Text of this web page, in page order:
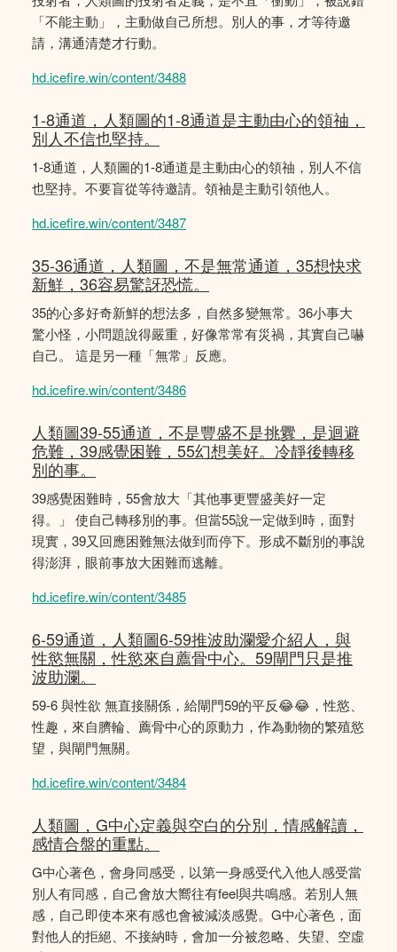
「不能主動」，主動做自己所想。別人的事，才等待邀
請，溝通清楚才行動。
hd.icefire.win/content/3488
1-8通道，人類圖的1-8通道是主動由心的領䄂，
別人不信也堅持。
1-8通道，人類圖的1-8通道是主動由心的領䄂，別人不信
也堅持。不要盲從等待邀請。領袖是主動引領他人。
hd.icefire.win/content/3487
35-36通道，人類圖，不是無常通道，35想快求
新鮮，36容易驚訝恐慌。
35的心多好奇新鮮的想法多，自然多變無常。36小事大
驚小怪，小問題說得嚴重，好像常常有災禍，其實自己嚇
自己。 這是另一種「無常」反應。
hd.icefire.win/content/3486
人類圖39-55通道，不是豐盛不是挑釁，是迴避
危難，39感覺困難，55幻想美好。冷靜後轉移
別的事。
39感覺困難時，55會放大「其他事更豐盛美好一定
得。」 使自己轉移別的事。但當55說一定做到時，面對
現實，39又回應困難無法做到而停下。形成不斷別的事說
得澎湃，眼前事放大困難而逃離。
hd.icefire.win/content/3485
6-59通道，人類圖6-59推波助瀾愛介紹人，與
性慾無關，性慾來自薦骨中心。59閘門只是推
波助瀾。
59-6 與性欲 無直接關係，給閘門59的平反😂😂，性慾、
性趣，來自臍輪、薦骨中心的原動力，作為動物的繁殖慾
望，與閘門無關。
hd.icefire.win/content/3484
人類圖，G中心定義與空白的分別，情感解讀，
感情合盤的重點。
G中心著色，會身同感受，以第一身感受代入他人感受當
別人有同感，自己會放大嚮往有feel與共鳴感。若別人無
感，自己即使本來有感也會被減淡感覺。G中心著色，面
對他人的拒絕、不接納時，會加一分被忽略、失望、空虛